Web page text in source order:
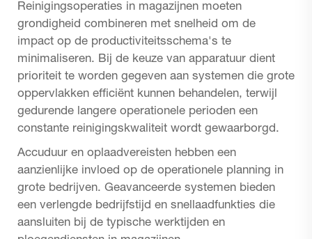
Reinigingsoperaties in magazijnen moeten
grondigheid combineren met snelheid om de
impact op de productiviteitsschema's te
minimaliseren. Bij de keuze van apparatuur dient
prioriteit te worden gegeven aan systemen die grote
oppervlakken efficiënt kunnen behandelen, terwijl
gedurende langere operationele perioden een
constante reinigingskwaliteit wordt gewaarborgd.
Accuduur en oplaadvereisten hebben een
aanzienlijke invloed op de operationele planning in
grote bedrijven. Geavanceerde systemen bieden
een verlengde bedrijfstijd en snellaadfunkties die
aansluiten bij de typische werktijden en